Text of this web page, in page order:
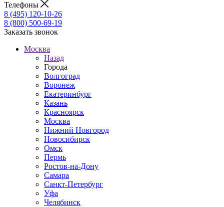
Телефоны
8 (495) 120-10-26
8 (800) 500-69-19
Заказать звонок
Москва
Назад
Города
Волгоград
Воронеж
Екатеринбург
Казань
Красноярск
Москва
Нижний Новгород
Новосибирск
Омск
Пермь
Ростов-на-Дону
Самара
Санкт-Петербург
Уфа
Челябинск